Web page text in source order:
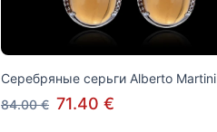
Серебряные серьги Alberto Martini
84.00 € 71.40 €